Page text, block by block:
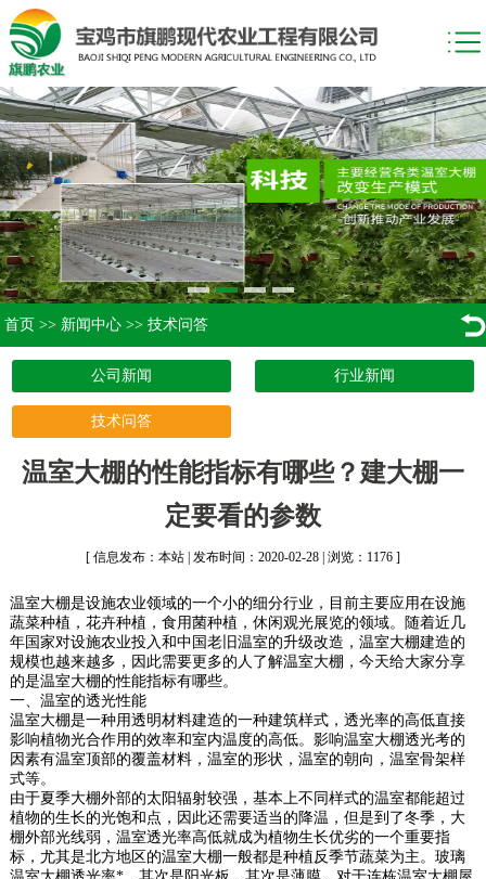
首页 >> 新闻中心 >> 技术问答
公司新闻 行业新闻
技术问答
温室大棚的性能指标有哪些？建大棚一
定要看的参数
[ 信息发布：本站 | 发布时间：2020-02-28 | 浏览：1176 ]
温室大棚是设施农业领域的一个小的细分行业，目前主要应用在设施
蔬菜种植，花卉种植，食用菌种植，休闲观光展览的领域。随着近几
年国家对设施农业投入和中国老旧温室的升级改造，温室大棚建造的
规模也越来越多，因此需要更多的人了解温室大棚，今天给大家分享
的是温室大棚的性能指标有哪些。
一、温室的透光性能
温室大棚是一种用透明材料建造的一种建筑样式，透光率的高低直接
影响植物光合作用的效率和室内温度的高低。影响温室大棚透光考的
因素有温室顶部的覆盖材料，温室的形状，温室的朝向，温室骨架样
式等。
由于夏季大棚外部的太阳辐射较强，基本上不同样式的温室都能超过
植物的生长的光饱和点，因此还需要适当的降温，但是到了冬季，大
棚外部光线弱，温室透光率高低就成为植物生长优劣的一个重要指
标，尤其是北方地区的温室大棚一般都是种植反季节蔬菜为主。玻璃